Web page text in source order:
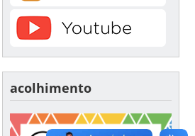
acolhimento